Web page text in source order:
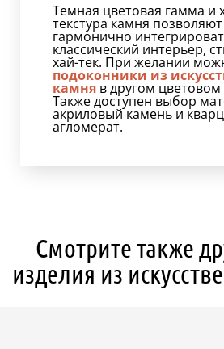
Темная цветовая гамма и
текстура камня
гармонично
классический интерьер,
хай-тек. При желании
подоконники из
камня в другом
Также доступен выбор
акриловый камень и
агломерат.
Смотрите также
изделия из